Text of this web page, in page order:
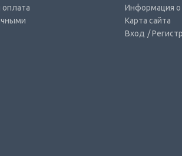
оплата
Информация о
Карта сайта
Вход /